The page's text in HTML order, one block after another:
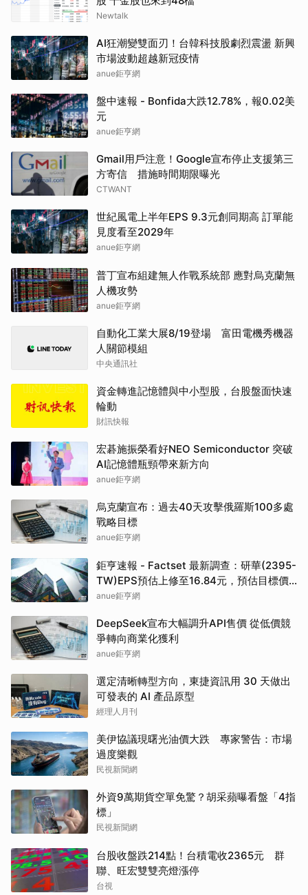
Newtalk
AI狂潮變雙面刃！台韓科技股劇烈震盪 新興
市場波動超越新冠疫情
anue鉅亨網
盤中速報 - Bonfida大跌12.78%，報0.02美
元
anue鉅亨網
Gmail用戶注意！Google宣布停止支援第三
方寄信 措施時間期限曝光
CTWANT
世紀風電上半年EPS 9.3元創同期高 訂單能
見度看至2029年
anue鉅亨網
普丁宣布組建無人作戰系統部 應對烏克蘭無
人機攻勢
anue鉅亨網
自動化工業大展8/19登場 富田電機秀機器
人關節模組
中央通訊社
資金轉進記憶體與中小型股，台股盤面快速
輪動
財訊快報
宏碁施振榮看好NEO Semiconductor 突破
AI記憶體瓶頸帶來新方向
anue鉅亨網
烏克蘭宣布：過去40天攻擊俄羅斯100多處
戰略目標
anue鉅亨網
鉅亨速報 - Factset 最新調查：研華(2395-
TW)EPS預估上修至16.84元，預估目標價
為550元
anue鉅亨網
DeepSeek宣布大幅調升API售價 從低價競
爭轉向商業化獲利
anue鉅亨網
選定清晰轉型方向，東捷資訊用 30 天做出
可發表的 AI 產品原型
經理人月刊
美伊協議現曙光油價大跌 專家警告：市場
過度樂觀
民視新聞網
外資9萬期貨空單免驚？胡采蘋曝看盤「4指
標」
民視新聞網
台股收盤跌214點！台積電收2365元 群
聯、旺宏雙雙亮燈漲停
台視